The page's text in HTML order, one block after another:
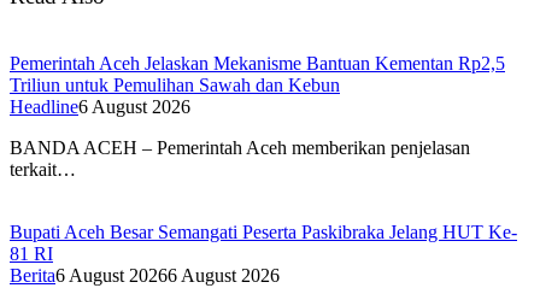
Pemerintah Aceh Jelaskan Mekanisme Bantuan Kementan Rp2,5
Triliun untuk Pemulihan Sawah dan Kebun
Headline6 August 2026
BANDA ACEH – Pemerintah Aceh memberikan penjelasan
terkait…
Bupati Aceh Besar Semangati Peserta Paskibraka Jelang HUT Ke-
81 RI
Berita6 August 20266 August 2026